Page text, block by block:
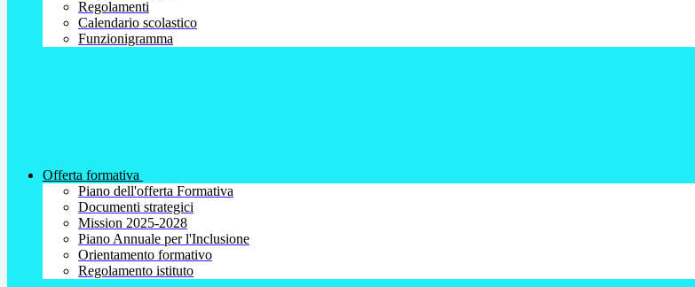
Regolamenti
Calendario scolastico
Funzionigramma
Offerta formativa
Piano dell'offerta Formativa
Documenti strategici
Mission 2025-2028
Piano Annuale per l'Inclusione
Orientamento formativo
Regolamento istituto